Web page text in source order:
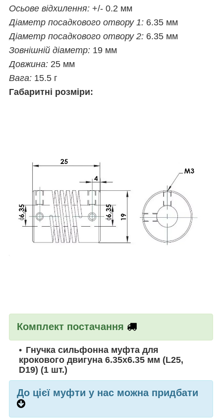
Осьове відхилення: +/- 0.2 мм
Діаметр посадкового отвору 1: 6.35 мм
Діаметр посадкового отвору 2: 6.35 мм
Зовнішній діаметр: 19 мм
Довжина: 25 мм
Вага: 15.5 г
Габаритні розміри:
Комплект постачання
Гнучка сильфонна муфта для
крокового двигуна 6.35х6.35 мм (L25,
D19) (1 шт.)
До цієї муфти у нас можна придбати